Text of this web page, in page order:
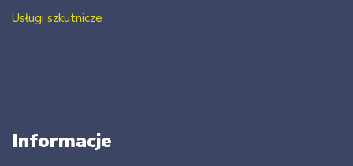
Usługi szkutnicze
Informacje